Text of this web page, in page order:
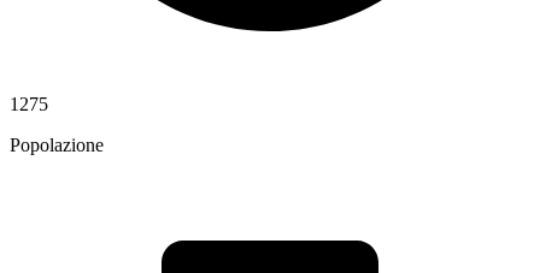
1275
Popolazione